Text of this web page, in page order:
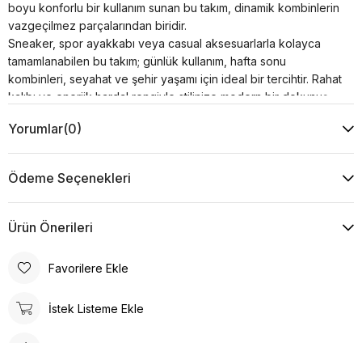
boyu konforlu bir kullanım sunan bu takım, dinamik kombinlerin
vazgeçilmez parçalarından biridir.
Sneaker, spor ayakkabı veya casual aksesuarlarla kolayca
tamamlanabilen bu takım; günlük kullanım, hafta sonu
kombinleri, seyahat ve şehir yaşamı için ideal bir tercihtir. Rahat
kalıbı ve enerjik hardal rengiyle stilinize modern bir dokunuş
Ürün Özellikleri
Kumaş : %30 Viskon %20 Pamuk %50 Akrilik
Kol : 47 cm
Yaka Tipi : Dik Yaka
Desen : Düz
Kalıp : Rahat Kalıp
91 cm
Ürün Ölçüsü
Yorumlar(0)
Ödeme Seçenekleri
Ürün Önerileri
Favorilere Ekle
İstek Listeme Ekle